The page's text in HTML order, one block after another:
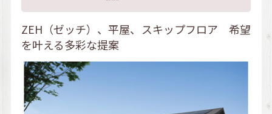
ZEH（ゼッチ）、平屋、スキップフロア 希望
を叶える多彩な提案